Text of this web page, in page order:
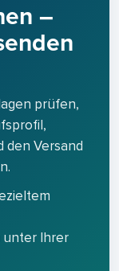
–
prüfen,
den Versand
unter Ihrer